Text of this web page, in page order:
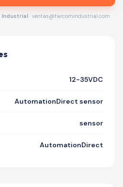
Industrial · ventas@farcomindustrial.com
12-35VDC
AutomationDirect sensor
sensor
AutomationDirect